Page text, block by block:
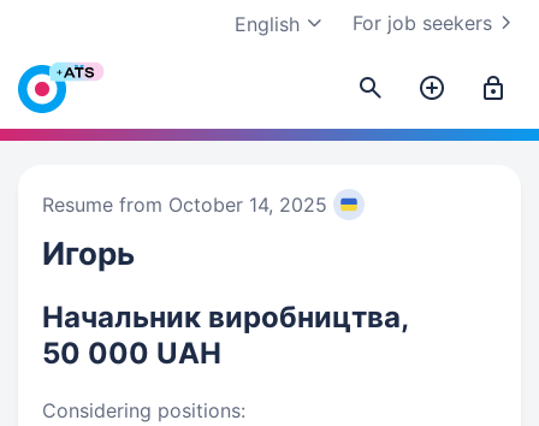
For job seekers
English
Resume from October 14, 2025
Игорь
Начальник виробництва,
50 000 UAH
Considering positions: